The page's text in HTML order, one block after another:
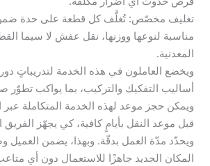
تغليف مخصّص: تُغلَّف كل قطعة على حدة ضمن
مناسبة لنوعها ووزنها، نقل عفش لا سيما
المعدنية.
ويخضع العاملون في هذه الخدمة لتدريباتٍ
أساليب التفكيك والتركيب، بما يواكب تطوّر
قبل موعد النقل بأيامٍ كافية، كي يجهّز الفريق
ويحدّد مدّة العمل بدقّة. وبهذا، يضمن العميل
المكان الجديد جاهزًا للاستعمال دون أي